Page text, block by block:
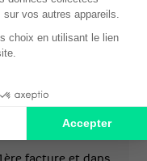
a activé sa
de 20€ le 20 avril
mai il sera
(20€) pour la
mensuel